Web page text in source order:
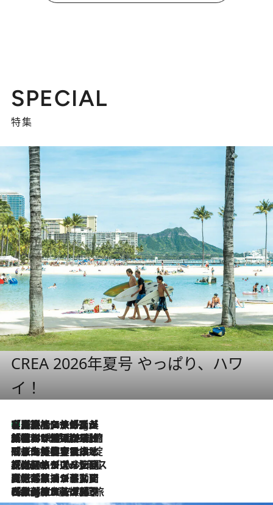
SPECIAL
特集
CREA 2026年夏号 やっぱり、ハワ
イ！
46 Minutes Ago
【厳選旅コスメ】「多機能アイテムがメイン！」旅好き美容エディターが選んだ夏旅ベストコスメを発表【Mサイズジップ】
2026.8.6
「荷物が増えるほど旅ストレスは増す」美容ジャーナリストがたどり着いた最終結論。“化粧品を劇的に減らす”感動の凝縮美容とは
2026.8.6
「旅先には金髪ウィッグを持参」日本と同じメイクでは損してる!? 美容ジャーナリストが提案する“掟破りの旅美容”とは
2026.8.6
【厳選旅コスメ】「身軽さ＆UV対策重視！」ヘアアーティストshucoが選んだ夏旅ベストコスメを発表【Mサイズジップ】
2026.8.5
【厳選旅コスメ】国内をあちこち移動する河井菜摘が選んだ夏旅ベストコスメ発表！「リラックスアイテムはマスト」【Mサイズジップ】
2026.8.4
【厳選旅コスメ】「紫外線＆乾燥対策しながらメイク感も！」ヘア＆メイクGeorgeが選んだ夏旅ベストコスメを発表！【Mサイズジップ】